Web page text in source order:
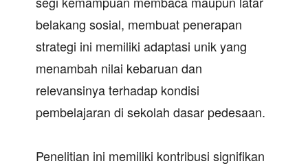
belakang sosial, membuat penerapan
strategi ini memiliki adaptasi unik yang
menambah nilai kebaruan dan
relevansinya terhadap kondisi
pembelajaran di sekolah dasar pedesaan.
Penelitian ini memiliki kontribusi signifikan